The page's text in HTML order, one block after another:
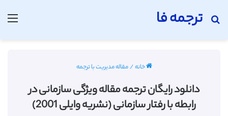
ترجمه فا
جستجو برای
خانه/مقاله مدیریت با ترجمه
دانلود رایگان ترجمه مقاله ویژگی سازمانی در
رابطه با رفتار سازمانی (نشریه وایلی 2001)